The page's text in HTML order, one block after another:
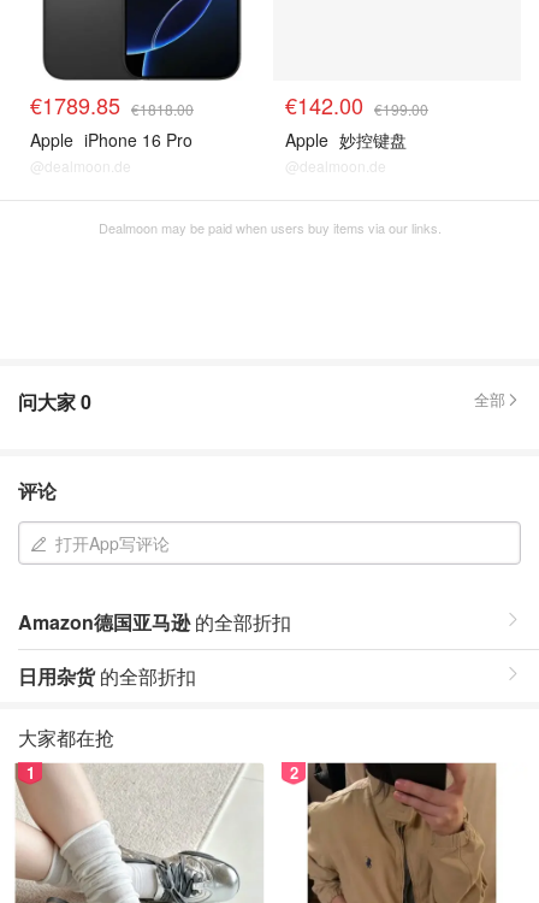
€1789.85 €1818.00
Apple iPhone 16 Pro
@dealmoon.de
€142.00 €199.00
Apple 妙控键盘
@dealmoon.de
Dealmoon may be paid when users buy items via our links.
问大家0 全部
评论
打开App写评论
Amazon德国亚马逊的全部折扣
日用杂货的全部折扣
大家都在抢
1 2